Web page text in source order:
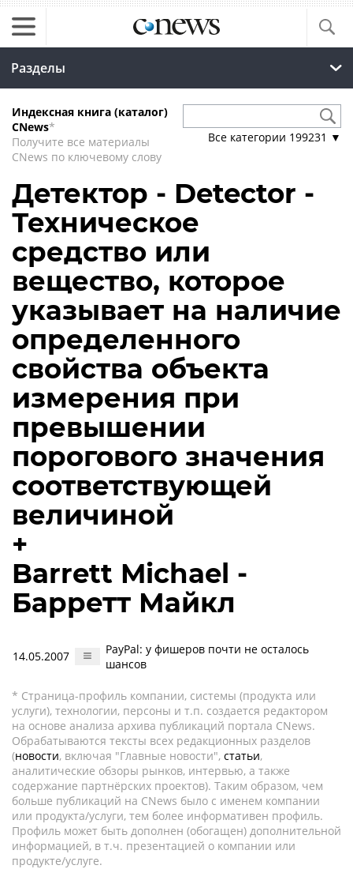
Разделы
Индексная книга (каталог)
CNews*
Получите все материалы
CNews по ключевому слову
Все категории 199231 ▼
Детектор - Detector -
Техническое
средство или
вещество, которое
указывает на наличие
определенного
свойства объекта
измерения при
превышении
порогового значения
соответствующей
величиной
+
Barrett Michael -
Барретт Майкл
14.05.2007
PayPal: у фишеров почти не осталось
шансов
* Страница-профиль компании, системы (продукта или
услуги), технологии, персоны и т.п. создается редактором
на основе анализа архива публикаций портала CNews.
Обрабатываются тексты всех редакционных разделов
(новости, включая "Главные новости", статьи,
аналитические обзоры рынков, интервью, а также
содержание партнёрских проектов). Таким образом, чем
больше публикаций на CNews было с именем компании
или продукта/услуги, тем более информативен профиль.
Профиль может быть дополнен (обогащен) дополнительной
информацией, в т.ч. презентацией о компании или
продукте/услуге.